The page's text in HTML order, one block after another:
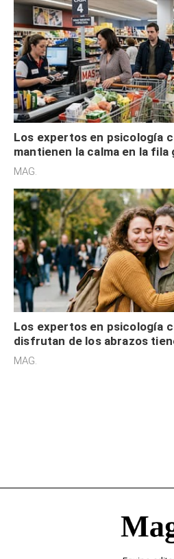
Los expertos en psicología
mantienen la calma en la fila
cognitiva, gratitud y no solo
MAG.
Los expertos en psicología
disfrutan de los abrazos
sensibilidad a los estímulos
MAG.